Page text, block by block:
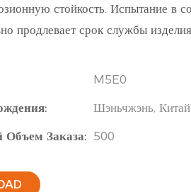
Play
стойкость. Испытание в
продлевает срок службы
M5E0
Шэньчжэнь, Китай
Заказа: 500